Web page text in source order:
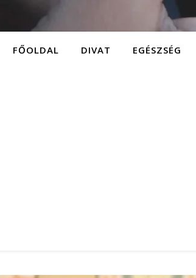
FŐOLDAL DIVAT EGÉSZSÉG